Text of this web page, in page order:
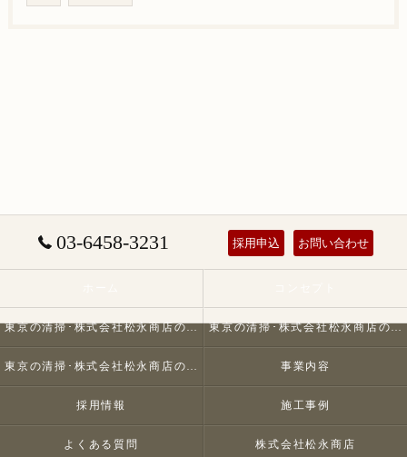
03-6458-3231 採用申込 お問い合わせ
東京の清掃･株式会社松永商店の口コミ情報 東京の清掃･株式会社松永商店の評判
東京の清掃･株式会社松永商店のお客様の声 事業内容
採用情報 施工事例
よくある質問 株式会社松永商店